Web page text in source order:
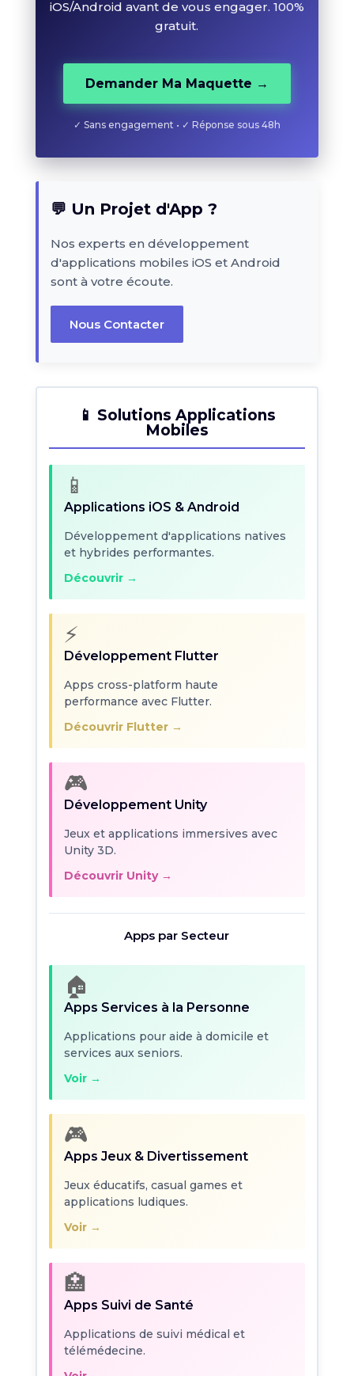
iOS/Android avant de vous engager. 100%
gratuit.
Demander Ma Maquette →
✓ Sans engagement • ✓ Réponse sous 48h
💬 Un Projet d'App ?
Nos experts en développement
d'applications mobiles iOS et Android
sont à votre écoute.
Nous Contacter
📱 Solutions Applications
Mobiles
📱
Applications iOS & Android
Développement d'applications natives
et hybrides performantes.
Découvrir →
⚡
Développement Flutter
Apps cross-platform haute
performance avec Flutter.
Découvrir Flutter →
🎮
Développement Unity
Jeux et applications immersives avec
Unity 3D.
Découvrir Unity →
Apps par Secteur
🏠
Apps Services à la Personne
Applications pour aide à domicile et
services aux seniors.
Voir →
🎮
Apps Jeux & Divertissement
Jeux éducatifs, casual games et
applications ludiques.
Voir →
🏥
Apps Suivi de Santé
Applications de suivi médical et
télémédecine.